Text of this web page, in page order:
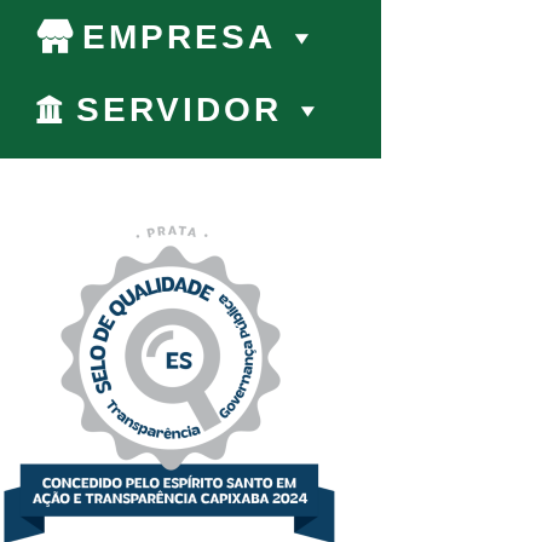
EMPRESA
SERVIDOR